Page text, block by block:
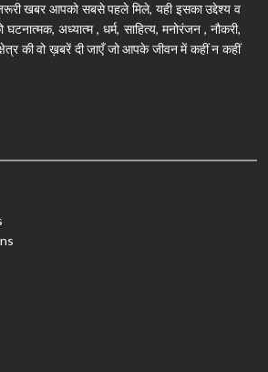
खबर आपको सबसे पहले मिले, यही इसका उद्देश्य व
अध्यात्म , धर्म, साहित्य, मनोरंजन , नौकरी,
की वो ख़बरें दी जाएँ जो आपके जीवन में कहीं न कहीं